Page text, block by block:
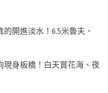
的開進淡水！6.5米魯夫、
現身板橋！白天賞花海、夜